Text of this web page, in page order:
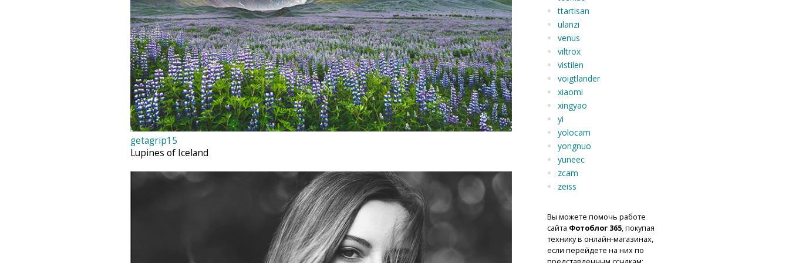
getagrip15
Lupines of Iceland
ttartisan
ulanzi
venus
viltrox
vistilen
voigtlander
xiaomi
xingyao
yi
yolocam
yongnuo
yuneec
zcam
zeiss
Вы можете помочь работе
сайта Фотоблог 365, покупая
технику в онлайн-магазинах,
если перейдете на них по